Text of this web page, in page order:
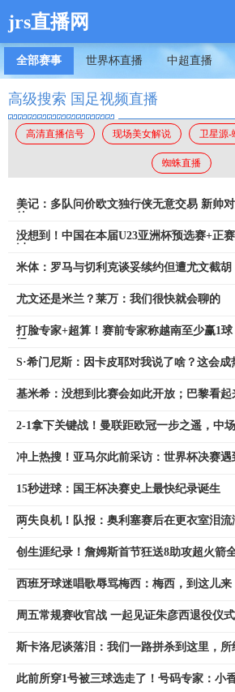
jrs直播网
全部赛事 世界杯直播 中超直播
高级搜索 国足视频直播
高清直播信号 现场美女解说 卫星源-
蜘蛛直播
美记：多队问价欧文独行侠无意交易 新帅
没想到！中国在本届U23亚洲杯预选赛+正
米体：罗马与切利克谈妥续约但遭尤文截
尤文还是米兰？莱万：我们很快就会聊的
打脸专家+超算！赛前专家称越南至少赢1
S·希门尼斯：因卡皮耶对我说了啥？这会
基米希：没想到比赛会如此开放；巴黎看起
2-1拿下关键战！曼联距欧冠一步之遥，中
冲上热搜！亚马尔此前采访：世界杯决赛
15秒进球：国王杯决赛史上最快纪录诞生
两失良机！队报：奥利塞赛后在更衣室泪
创生涯纪录！詹姆斯首节狂送8助攻超火箭
西班牙球迷唱歌辱骂梅西：梅西，到这儿
周五常规赛收官战 一起见证朱彦西退役仪式
斯卡洛尼谈落泪：我们一路拼杀到这里，
此前所穿1号被三球选走了！号码专家：小